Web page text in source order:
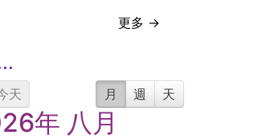
更多 →
天 月 週 天
年 八月